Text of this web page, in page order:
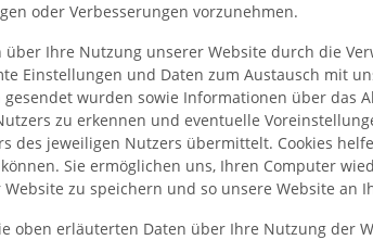
oder Verbesserungen vorzunehmen.
Ihre Nutzung unserer Website durch die
Einstellungen und Daten zum Austausch mit
wurden sowie Informationen über
zu erkennen und eventuelle
des jeweiligen Nutzers übermittelt. Cookies
Sie ermöglichen uns, Ihren Computer
zu speichern und so unsere Website an
oben erläuterten Daten über Ihre Nutzung der